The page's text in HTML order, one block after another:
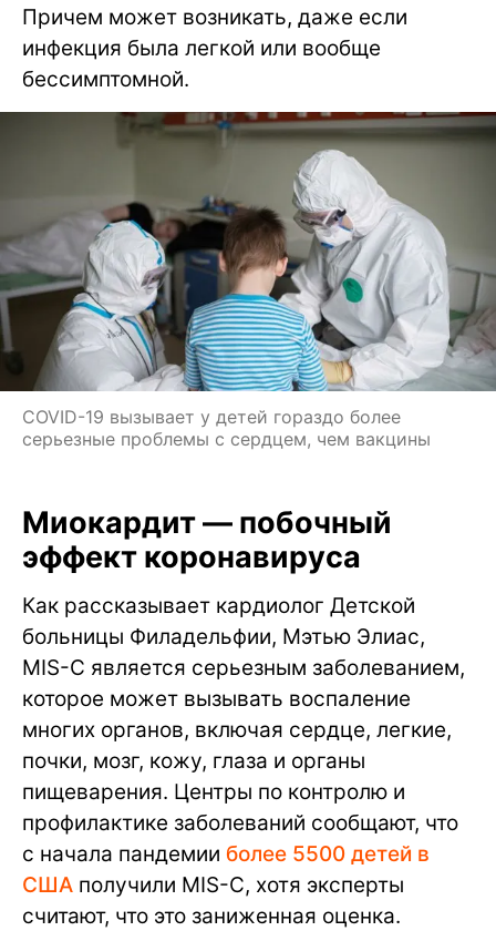
Причем может возникать, даже если
инфекция была легкой или вообще
бессимптомной.
COVID-19 вызывает у детей гораздо более
серьезные проблемы с сердцем, чем вакцины
Миокардит — побочный
эффект коронавируса
Как рассказывает кардиолог Детской
больницы Филадельфии, Мэтью Элиас,
MIS-C является серьезным заболеванием,
которое может вызывать воспаление
многих органов, включая сердце, легкие,
почки, мозг, кожу, глаза и органы
пищеварения. Центры по контролю и
профилактике заболеваний сообщают, что
с начала пандемии более 5500 детей в
США получили MIS-C, хотя эксперты
считают, что это заниженная оценка.